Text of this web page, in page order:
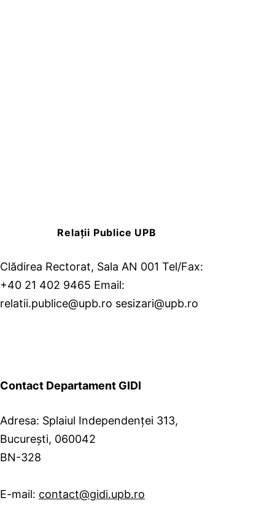
Relații Publice UPB
Clădirea Rectorat, Sala AN 001 Tel/Fax:
+40 21 402 9465 Email:
relatii.publice@upb.ro sesizari@upb.ro
Contact Departament GIDI
Adresa: Splaiul Independenței 313,
București, 060042
BN-328
E-mail: contact@gidi.upb.ro